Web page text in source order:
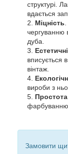
структурі.
вдається
Міцність
чергуванню
дуба.
вписується
вінтаж.
вироби з
Замовити